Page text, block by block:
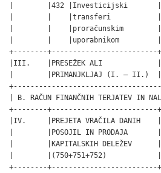
|        |432 |Investicijski       |
|        |    |transferi
|        |    |proračunskim
|        |    |uporabnikom
+--------+-------------------------
|III.    |PRESEŽEK ALI
|        |PRIMANJKLJAJ (I. – II.)  |
| B. RAČUN FINANČNIH TERJATEV IN
+--------+-------------------------
|IV.     |PREJETA VRAČILA DANIH
|        |POSOJIL IN PRODAJA
|        |KAPITALSKIH DELEŽEV
|        |(750+751+752)
+--------+-------------------------